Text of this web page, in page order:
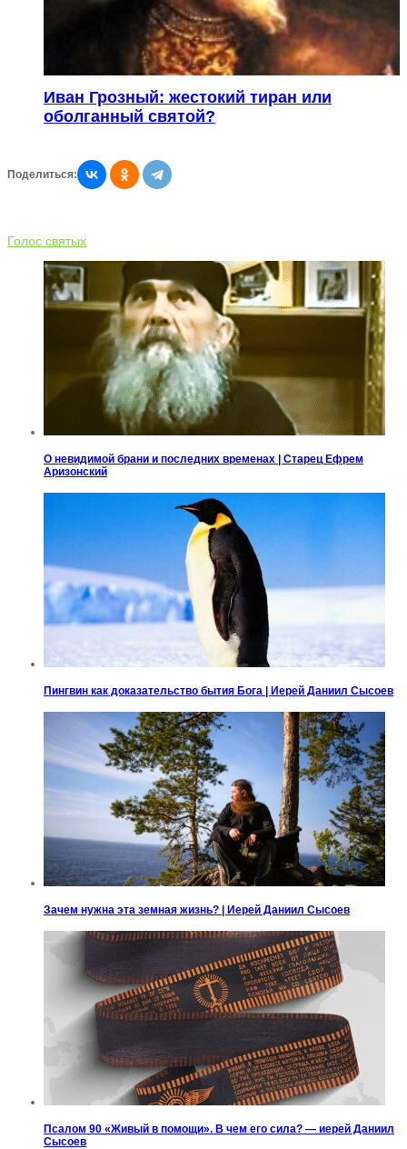
Иван Грозный: жестокий тиран или
оболганный святой?
Поделиться:
Голос святых
О невидимой брани и последних временах | Старец Ефрем
Аризонский
Пингвин как доказательство бытия Бога | Иерей Даниил Сысоев
Зачем нужна эта земная жизнь? | Иерей Даниил Сысоев
Псалом 90 «Живый в помощи». В чем его сила? — иерей Даниил
Сысоев